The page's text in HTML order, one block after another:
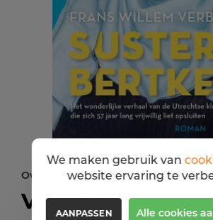
Over de auteur
Verbaas Frans
We maken gebruik van
website ervaring te
AANPASSEN Alle cookies